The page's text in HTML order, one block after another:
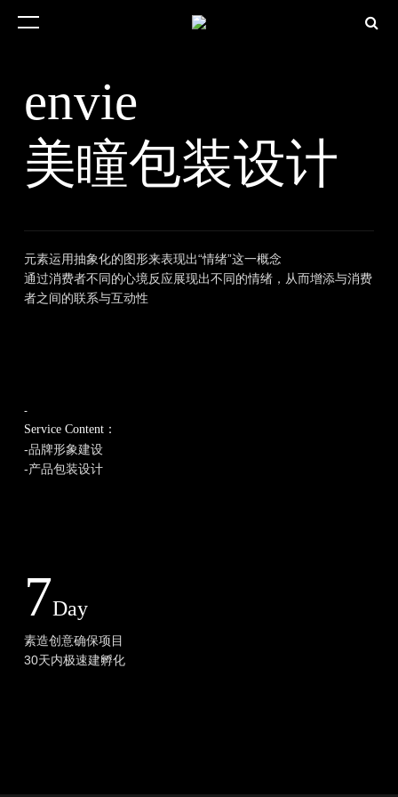
envie
美瞳包装设计
元素运用抽象化的图形来表现出“情绪”这一概​念
通过消费者不同的心境反应展现出不同的情​绪​，从而增添与消费
者之间的联系与互动性
-
Service ​Content：
​-品牌形象建设
-产品包装设计
​7Day
素造创意确保项目
30天内极速建孵化